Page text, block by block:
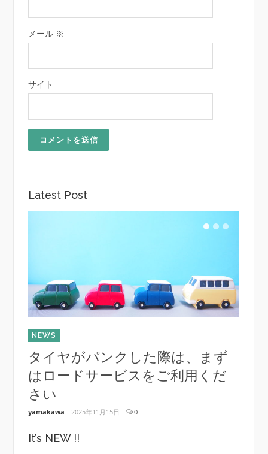
メール ※
サイト
Latest Post
NEWS
タイヤがパンクした際は、まず
はロードサービスをご利用くだ
さい
yamakawa 2025年11月15日 0
It’s NEW !!